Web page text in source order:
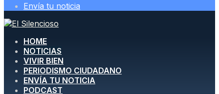
Envía tu noticia
HOME
NOTICIAS
VIVIR BIEN
PERIODISMO CIUDADANO
ENVÍA TU NOTICIA
PODCAST